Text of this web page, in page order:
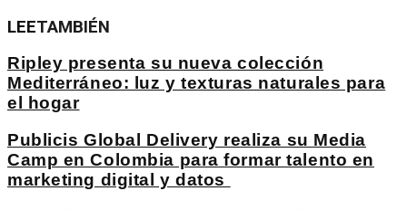
LEETAMBIÉN
Ripley presenta su nueva colección
Mediterráneo: luz y texturas naturales para
el hogar
Publicis Global Delivery realiza su Media
Camp en Colombia para formar talento en
marketing digital y datos